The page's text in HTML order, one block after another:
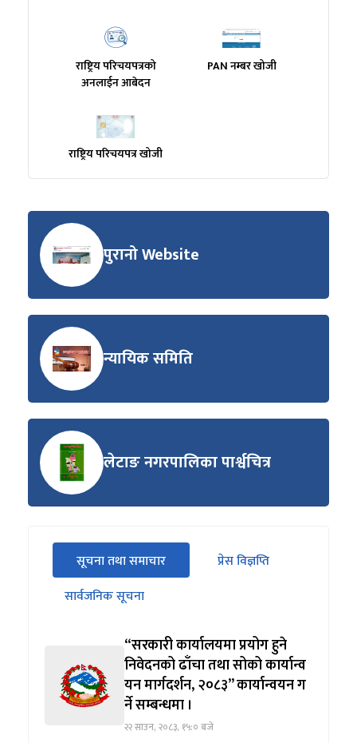
राष्ट्रिय परिचयपत्रको
अनलाईन आबेदन
PAN नम्बर खोजी
राष्ट्रिय परिचयपत्र खोजी
पुरानो Website
न्यायिक समिति
लेटाङ नगरपालिका पार्श्वचित्र
सीधा
पहिलो
ट्याबको
सूचना तथा समाचार
(सक्रिय ट्याब)
प्रेस विज्ञप्ति
सार्वजनिक सूचना
“सरकारी कार्यालयमा प्रयोग हुने
निवेदनको ढाँचा तथा सोको कार्यान्व
यन मार्गदर्शन, २०८३” कार्यान्वयन ग
र्ने सम्बन्धमा ।
२२ साउन, २०८३, १५:० बजे